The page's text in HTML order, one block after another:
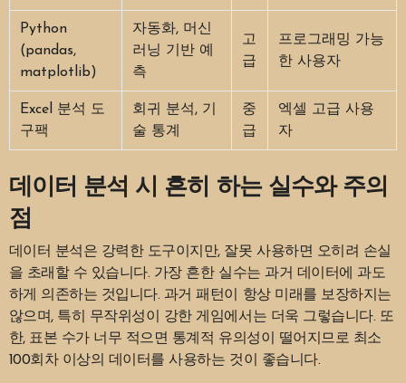
Python
(pandas,
matplotlib)
자동화, 머신
러닝 기반 예
측
고
급
프로그래밍 가능
한 사용자
Excel 분석 도
구팩
회귀 분석, 기
술 통계
중
급
엑셀 고급 사용
자
데이터 분석 시 흔히 하는 실수와 주의
점
데이터 분석은 강력한 도구이지만, 잘못 사용하면 오히려 손실
을 초래할 수 있습니다. 가장 흔한 실수는 과거 데이터에 과도
하게 의존하는 것입니다. 과거 패턴이 항상 미래를 보장하지는
않으며, 특히 무작위성이 강한 게임에서는 더욱 그렇습니다. 또
한, 표본 수가 너무 적으면 통계적 유의성이 떨어지므로 최소
100회차 이상의 데이터를 사용하는 것이 좋습니다.